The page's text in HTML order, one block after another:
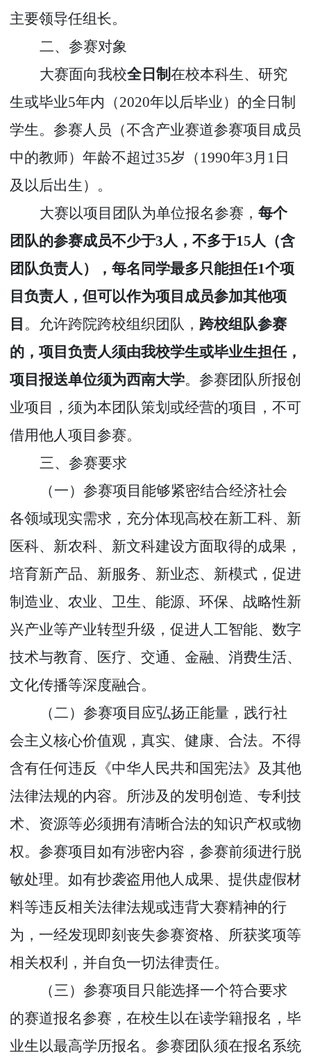
主要领导任组长。
二、参赛对象
大赛面向我校全日制在校本科生、研究
生或毕业5年内（2020年以后毕业）的全日制
学生。参赛人员（不含产业赛道参赛项目成员
中的教师）年龄不超过35岁（ 1990年3月 1 日
及以后出生）。
大赛以项目团队为单位报名参赛， 每个
团队的参赛成员不少于3人，不多于15人（含
团队负责人），每名同学最多只能担任1个项
目负责人，但可以作为项目成员参加其他项
目 。允许跨院跨校组织团队， 跨校组队参赛
的，项目负责人须由我校学生或毕业生担任，
项目报送单位须为西南大学。参赛团队所报创
业项目，须为本团队策划或经营的项目，不可
借用他人项目参赛。
三、参赛要求
（一）参赛项目能够紧密结合经济社会
各领域现实需求，充分体现高校在新工科、新
医科、新农科、新文科建设方面取得的成果，
培育新产品、新服务、新业态、新模式，促进
制造业、农业、卫生、能源、环保、战略性新
兴产业等产业转型升级，促进人工智能、数字
技术与教育、医疗、交通、金融、消费生活、
文化传播等深度融合。
（二）参赛项目应弘扬正能量，践行社
会主义核心价值观，真实、健康、合法。不得
含有任何违反《中华人民共和国宪法》及其他
法律法规的内容。所涉及的发明创造、专利技
术、资源等必须拥有清晰合法的知识产权或物
权。参赛项目如有涉密内容，参赛前须进行脱
敏处理。如有抄袭盗用他人成果、提供虚假材
料等违反相关法律法规或违背大赛精神的行
为，一经发现即刻丧失参赛资格、所获奖项等
相关权利，并自负一切法律责任。
（三）参赛项目只能选择一个符合要求
的赛道报名参赛，在校生以在读学籍报名，毕
业生以最高学历报名。参赛团队须在报名系统